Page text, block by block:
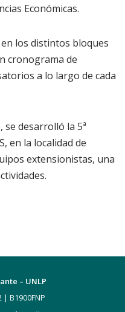
Económicas.
los distintos bloques
cronograma de
a lo largo de cada
se desarrolló la 5ª
en la localidad de
extensionistas, una
– UNLP
| B1900FNP